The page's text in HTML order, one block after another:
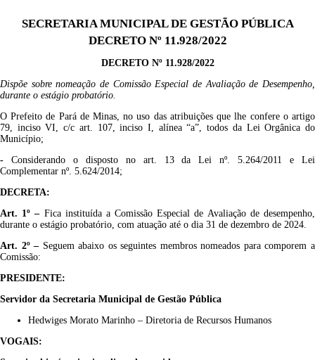
SECRETARIA MUNICIPAL DE GESTÃO PÚBLICA
DECRETO Nº 11.928/2022
DECRETO Nº 11.928/2022
Dispõe sobre nomeação de Comissão Especial de Avaliação de Desempenho,
durante o estágio probatório.
O Prefeito de Pará de Minas, no uso das atribuições que lhe confere o artigo
79, inciso VI, c/c art. 107, inciso I, alínea “a”, todos da Lei Orgânica do
Município;
- Considerando o disposto no art. 13 da Lei nº. 5.264/2011 e Lei
Complementar nº. 5.624/2014;
DECRETA:
Art. 1º – Fica instituída a Comissão Especial de Avaliação de desempenho,
durante o estágio probatório, com atuação até o dia 31 de dezembro de 2024.
Art. 2º – Seguem abaixo os seguintes membros nomeados para comporem a
Comissão:
PRESIDENTE:
Servidor da Secretaria Municipal de Gestão Pública
Hedwiges Morato Marinho – Diretoria de Recursos Humanos
VOGAIS: